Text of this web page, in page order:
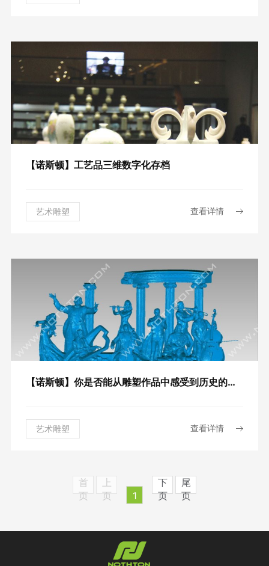
【诺斯顿】工艺品三维数字化存档
艺术雕塑 查看详情
【诺斯顿】你是否能从雕塑作品中感受到历史的厚重感——大型群雕三维扫描案例
艺术雕塑 查看详情
1